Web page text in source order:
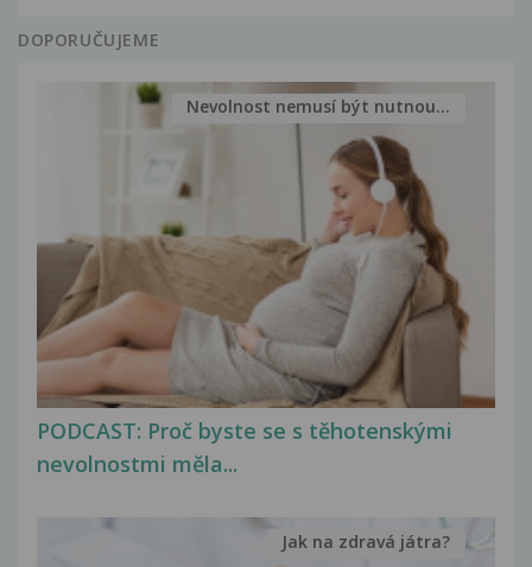
DOPORUČUJEME
PODCAST: Proč byste se s těhotenskými
nevolnostmi měla...
Nevolnost nemusí být nutnou...
Jak na zdravá játra?